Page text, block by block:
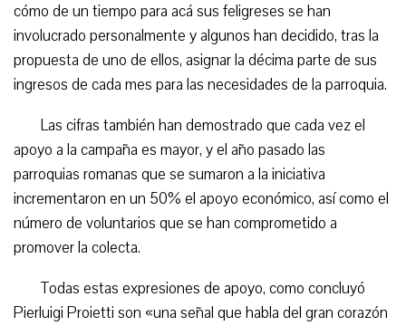
cómo de un tiempo para acá sus feligreses se han
involucrado personalmente y algunos han decidido, tras la
propuesta de uno de ellos, asignar la décima parte de sus
ingresos de cada mes para las necesidades de la parroquia.
Las cifras también han demostrado que cada vez el
apoyo a la campaña es mayor, y el año pasado las
parroquias romanas que se sumaron a la iniciativa
incrementaron en un 50% el apoyo económico, así como el
número de voluntarios que se han comprometido a
promover la colecta.
Todas estas expresiones de apoyo, como concluyó
Pierluigi Proietti son «una señal que habla del gran corazón